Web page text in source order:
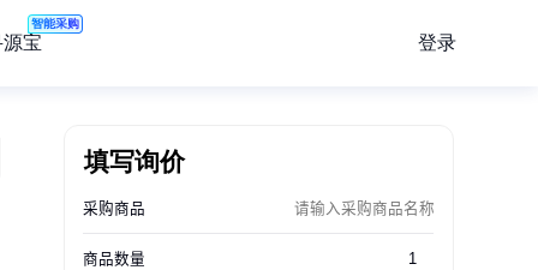
宝
智能采购
登录
填写询价